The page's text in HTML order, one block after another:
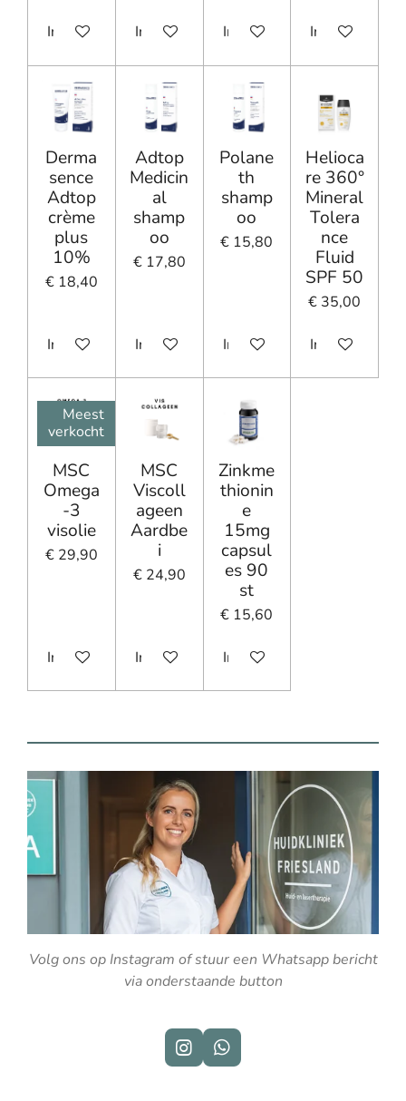
In winkelwagenIn winkelwagenIn winkelwagenIn
Derma
sence
Adtop
crème
plus
10%
€ 18,40
In winkelwagen
Adtop
Medicin
al
shamp
oo
€ 17,80
In winkelwagen
Polane
th
shamp
oo
€ 15,80
In winkelwagen
Helioca
re 360°
Mineral
Tolera
nce
Fluid
SPF 50
€ 35,00
In
Meest
verkocht
MSC
Omega
-3
visolie
€ 29,90
In winkelwagen
MSC
Viscoll
ageen
Aardbe
i
€ 24,90
In winkelwagen
Zinkme
thionin
e
15mg
capsul
es 90
st
€ 15,60
In winkelwagen
Volg ons op Instagram of stuur een Whatsapp bericht
via onderstaande button
I
n
W
h